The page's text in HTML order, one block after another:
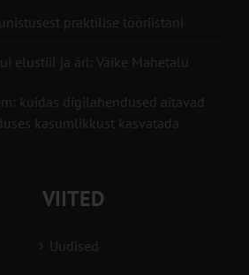
praktilise tööriistani
elustiil ja äri: Väike Mahetalu
kuidas digilahendused aitavad
kasumlikkust kasvatada
VIITED
Uudised